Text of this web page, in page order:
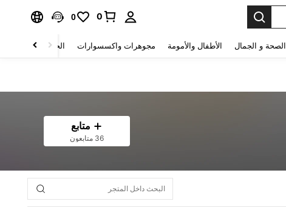
0
0
الصحة و الجمال الأطفال والأمومة مجوهرات واكسسوارات الحقائب والأمتعة
متابع
36 متابعون